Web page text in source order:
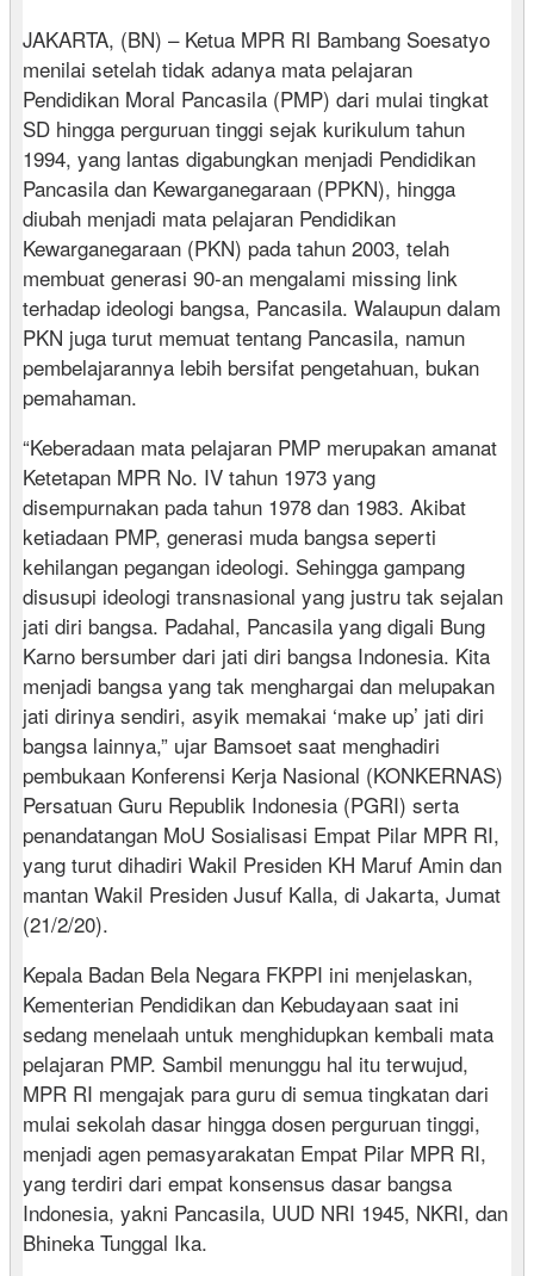
JAKARTA, (BN) – Ketua MPR RI Bambang Soesatyo
menilai setelah tidak adanya mata pelajaran
Pendidikan Moral Pancasila (PMP) dari mulai tingkat
SD hingga perguruan tinggi sejak kurikulum tahun
1994, yang lantas digabungkan menjadi Pendidikan
Pancasila dan Kewarganegaraan (PPKN), hingga
diubah menjadi mata pelajaran Pendidikan
Kewarganegaraan (PKN) pada tahun 2003, telah
membuat generasi 90-an mengalami missing link
terhadap ideologi bangsa, Pancasila. Walaupun dalam
PKN juga turut memuat tentang Pancasila, namun
pembelajarannya lebih bersifat pengetahuan, bukan
pemahaman.
“Keberadaan mata pelajaran PMP merupakan amanat
Ketetapan MPR No. IV tahun 1973 yang
disempurnakan pada tahun 1978 dan 1983. Akibat
ketiadaan PMP, generasi muda bangsa seperti
kehilangan pegangan ideologi. Sehingga gampang
disusupi ideologi transnasional yang justru tak sejalan
jati diri bangsa. Padahal, Pancasila yang digali Bung
Karno bersumber dari jati diri bangsa Indonesia. Kita
menjadi bangsa yang tak menghargai dan melupakan
jati dirinya sendiri, asyik memakai ‘make up’ jati diri
bangsa lainnya,” ujar Bamsoet saat menghadiri
pembukaan Konferensi Kerja Nasional (KONKERNAS)
Persatuan Guru Republik Indonesia (PGRI) serta
penandatangan MoU Sosialisasi Empat Pilar MPR RI,
yang turut dihadiri Wakil Presiden KH Maruf Amin dan
mantan Wakil Presiden Jusuf Kalla, di Jakarta, Jumat
(21/2/20).
Kepala Badan Bela Negara FKPPI ini menjelaskan,
Kementerian Pendidikan dan Kebudayaan saat ini
sedang menelaah untuk menghidupkan kembali mata
pelajaran PMP. Sambil menunggu hal itu terwujud,
MPR RI mengajak para guru di semua tingkatan dari
mulai sekolah dasar hingga dosen perguruan tinggi,
menjadi agen pemasyarakatan Empat Pilar MPR RI,
yang terdiri dari empat konsensus dasar bangsa
Indonesia, yakni Pancasila, UUD NRI 1945, NKRI, dan
Bhineka Tunggal Ika.